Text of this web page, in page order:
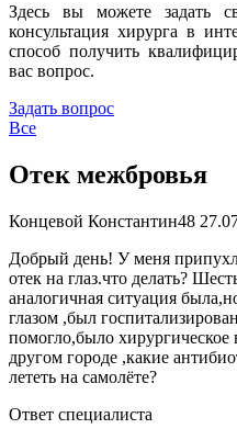
Здесь вы можете задать
консультация хирурга в
способ получить
вас вопрос.
Задать вопрос
Все
Отек межбровья
Концевой Константин48
Добрый день! У меня
отек на глаз.что делать?
аналогичная ситуация
глазом ,был
помогло,было
другом городе ,какие
лететь на самолёте?
Ответ специалиста